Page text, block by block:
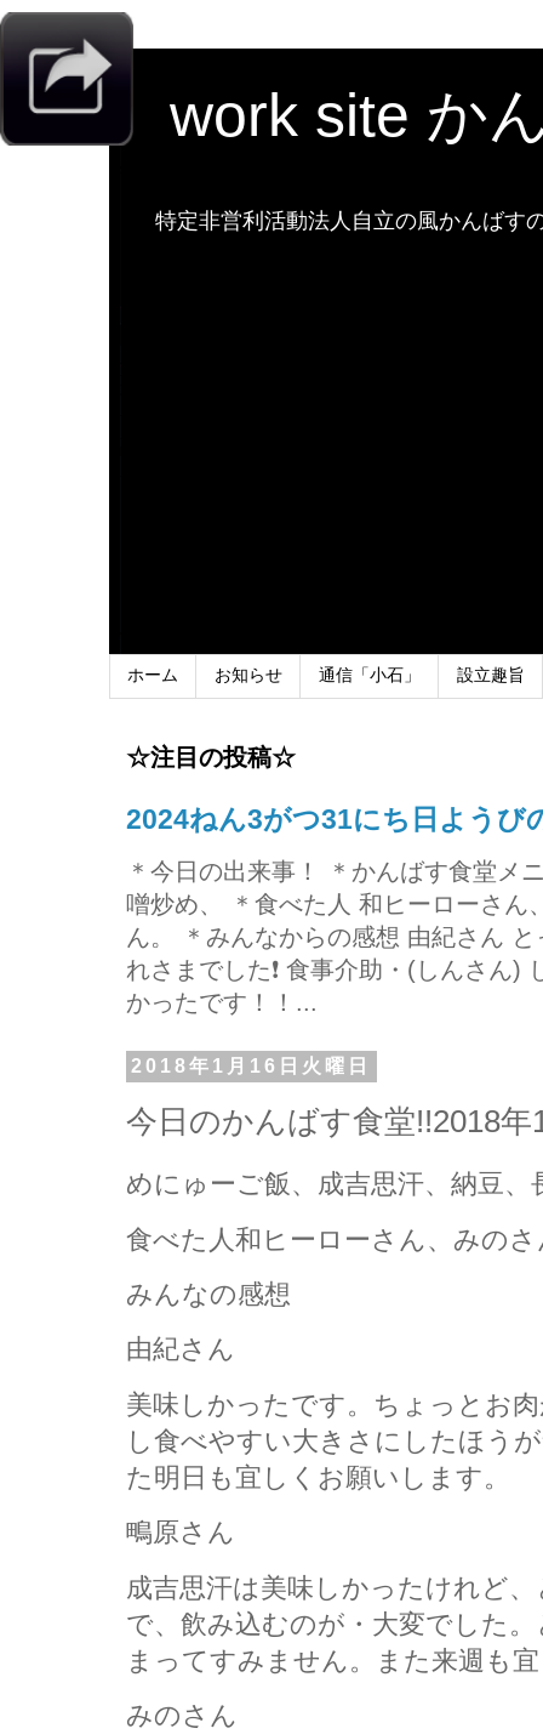
work site か
特定非営利活動法人自立の風かんばす
ホーム お知らせ 通信「小石」 設立趣旨
☆注目の投稿☆
2024ねん3がつ31にち日ようび
＊今日の出来事！ ＊かんばす食堂メ
噌炒め、 ＊食べた人 和ヒーローさん
ん。 ＊みんなからの感想 由紀さん
れさまでした❗ 食事介助・(しんさん)
かったです！！...
2018年1月16日火曜日
今日のかんばす食堂!!2018年
めにゅーご飯、成吉思汗、納豆、
食べた人和ヒーローさん、みの
みんなの感想
由紀さん
美味しかったです。ちょっとお
し食べやすい大きさにしたほう
た明日も宜しくお願いします。
鴫原さん
成吉思汗は美味しかったけれど
で、飲み込むのが・大変でした
まってすみません。また来週も
みのさん